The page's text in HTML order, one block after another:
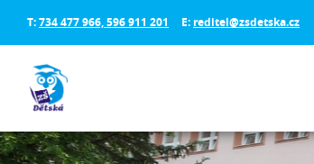
T:734 477 966, 596 911 201 E: reditel@zsdetska.cz